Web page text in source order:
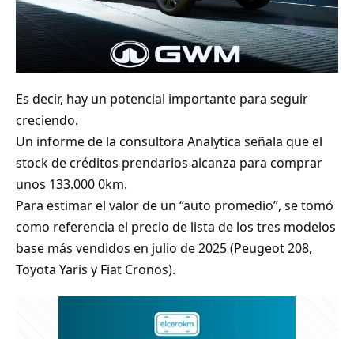
Es decir, hay un potencial importante para seguir
creciendo.
Un informe de la consultora Analytica señala que el
stock de créditos prendarios alcanza para comprar
unos 133.000 0km.
Para estimar el valor de un “auto promedio”, se tomó
como referencia el precio de lista de los tres modelos
base más vendidos en julio de 2025 (Peugeot 208,
Toyota Yaris y Fiat Cronos).